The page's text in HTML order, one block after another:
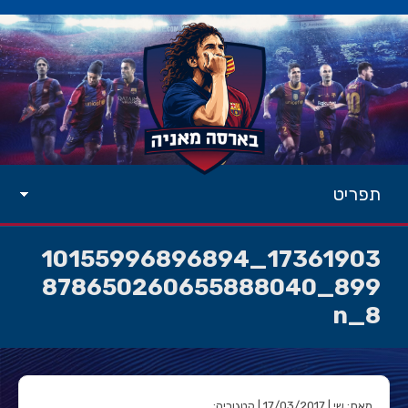
תפריט
17361903_10155996896894
899_878650260655888040
8_n